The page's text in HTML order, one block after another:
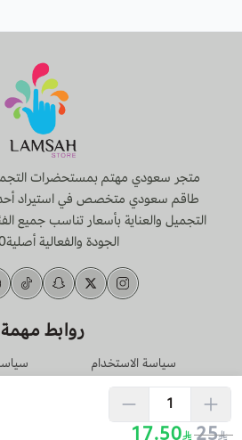
25
17.50
متجر سعودي مهتم بمستحضرات
طاقم سعودي متخصص في استيراد
التجميل والعناية بأسعار تناسب جميع
الجودة والفعالية أصلية100 %
روابط مهمة
سياسة الاستخدام
والخصوصية